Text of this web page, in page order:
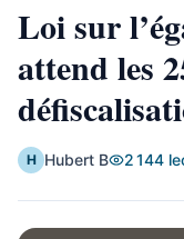
Loi sur
attend les
H Hubert B 2 144